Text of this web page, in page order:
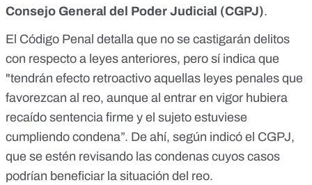
Consejo General del Poder Judicial (CGPJ).
El Código Penal detalla que no se castigarán delitos
con respecto a leyes anteriores, pero sí indica que
"tendrán efecto retroactivo aquellas leyes penales que
favorezcan al reo, aunque al entrar en vigor hubiera
recaído sentencia firme y el sujeto estuviese
cumpliendo condena”. De ahí, según indicó el CGPJ,
que se estén revisando las condenas cuyos casos
podrían beneficiar la situación del reo.